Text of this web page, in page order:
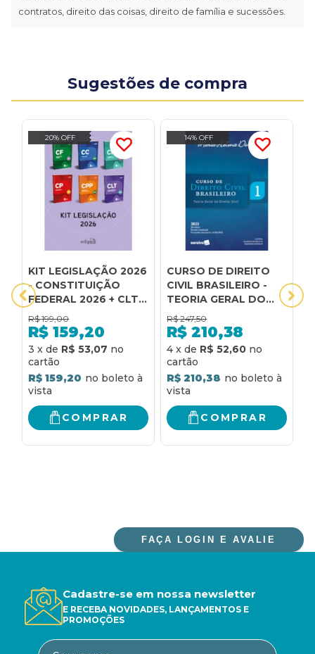
contratos, direito das coisas, direito de família e sucessões.
Sugestões de compra
20% OFF
KIT LEGISLAÇÃO 2026
- CONSTITUIÇÃO
FEDERAL 2026 + CLT
2026 + CÓDIGO CIVIL
2026 + CÓDIGO DE
PROCESSO CIVIL 2026
+ CÓDIGO PENAL
2026 + CÓDIGO DE
PROCESSO PENAL
2026
R$ 199,00
R$ 159,20
3 x de R$ 53,07
R$ 159,20
COMPRAR
14% OFF
CURSO DE DIREITO
CIVIL BRASILEIRO -
TEORIA GERAL DO
DIREITO CIVIL - VOL.1
- 40ª EDIÇÃO 2023
R$ 247,50
R$ 210,38
4 x de R$ 52,60
R$ 210,38
COMPRAR
FAÇA LOGIN E AVALIE
Cadastre-se em nossa newsletter
E RECEBA NOVIDADES, LANÇAMENTOS E
PROMOÇÕES